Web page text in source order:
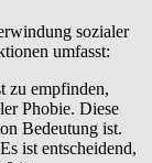
sozialer
umfasst:
zu empfinden,
Phobie. Diese
Bedeutung ist.
Es ist entscheidend,